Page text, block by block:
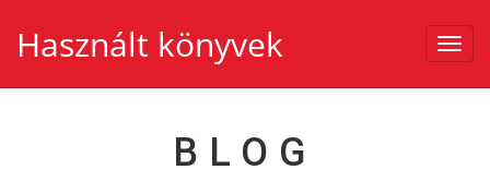
Használt könyvek
BLOG